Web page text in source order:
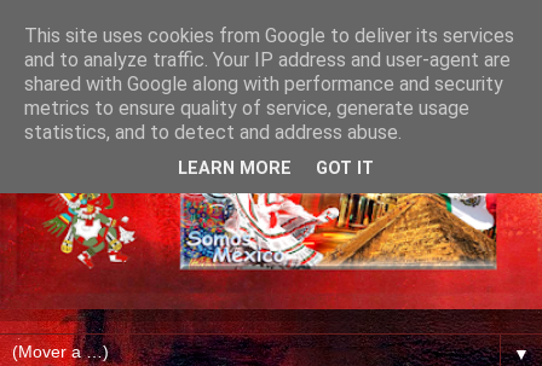
▼
This site uses cookies from Google to deliver its services
and to analyze traffic. Your IP address and user-agent are
shared with Google along with performance and security
metrics to ensure quality of service, generate usage
statistics, and to detect and address abuse.
LEARN MORE GOT IT